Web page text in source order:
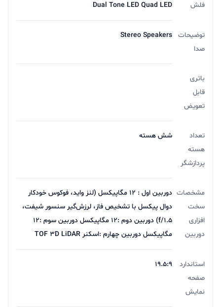
دوربین
مگاپیکسلی با گشودگی دریچه دیافراگم f/1.5، سنسور
باتری
مداوم قابلیت پخش فیلم را دارند.باتری لیتیوم یونی این
فلش Dual Tone LED Quad LED
توضیحات
صدا
Stereo Speakers
باتری
قابل
تعویض
تعداد
هسته
پردازشگر
شش هسته
مشخصات
سخت
افزاری
دوربین
دوربین اول : 12 مگاپیکسل (لنز واید، فوکوس خودکار
دوال پیکسل با تشخیص فاز، لرزش‌گیر سنسور شیفت،
f/1.5) دوربین دوم :12 مگاپیکسل دوربین سوم :12
مگاپیکسل دوربین چهارم :اسکنر TOF 3D LiDAR
استاندارد
صفحه
نمایش
۱۹.۵:۹